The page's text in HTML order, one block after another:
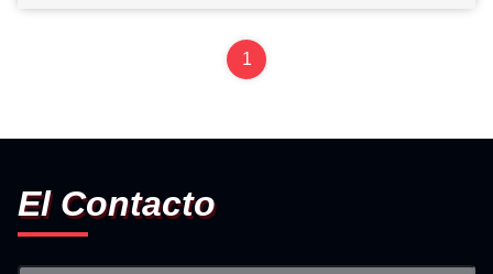
1
El Contacto